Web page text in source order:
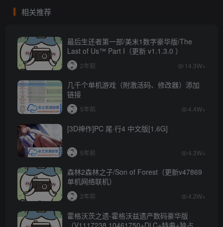
器|解压即撸|[68G/百度]
相关推荐
最后生还者第一部/美末1数字豪华版/The
Last of Us™ Part I（更新 v1.1.3.0 ）
2年前 14.3W+
几千个单机游戏（附激活码、修改器）添加
链接
5年前 4.4W+
[3D神作]PC 尾·行4 中文版[1.6G]
5年前 4.3W+
森林2森林之子/Son of Forest（更新v47869
单机网络联机）
2年前 4.2W+
霍格沃茨之遗-霍格沃兹遗产数码豪华版
（V1117238.10461750+DLC+特典+独占内